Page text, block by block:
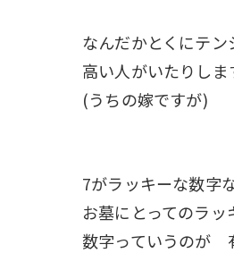
なんだかとくにテン
高い人がいたりし
(うちの嫁ですが)
7がラッキーな数字
お墓にとってのラッ
数字っていうのが